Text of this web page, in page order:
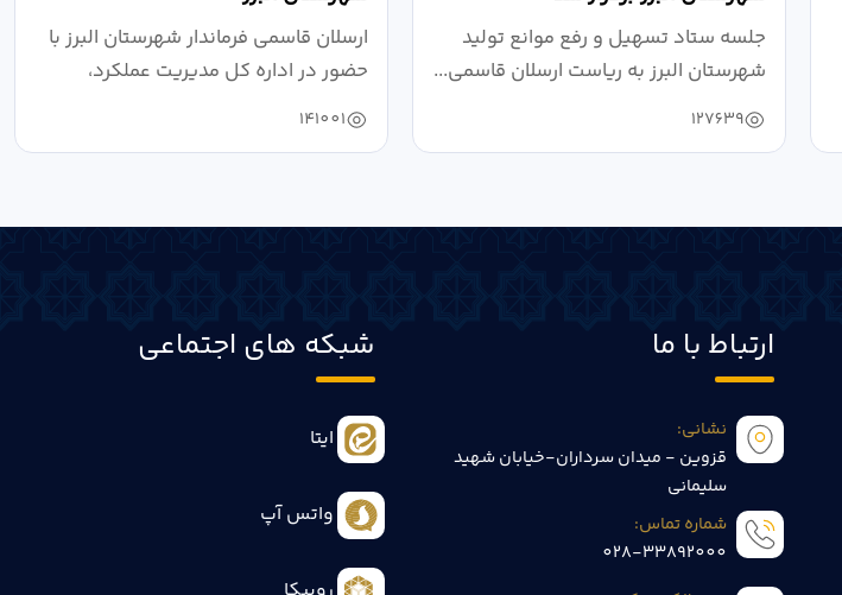
جلسه ستاد تسهیل و رفع موانع تولید
شهرستان البرز به ریاست ارسلان قاسمی...
127639
ارسلان قاسمی فرماندار شهرستان البرز با
حضور در اداره کل مدیریت عملکرد،
بازرسی...
141001
ارتباط با ما
نشانی:
قزوین - میدان سرداران-خیابان شهید
سلیمانی
شماره تماس:
028-33892000
شبکه های اجتماعی
ایتا
واتس آپ